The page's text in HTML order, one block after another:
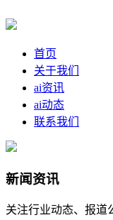
首页
关于我们
ai资讯
ai动态
联系我们
新闻资讯
关注行业动态、报道